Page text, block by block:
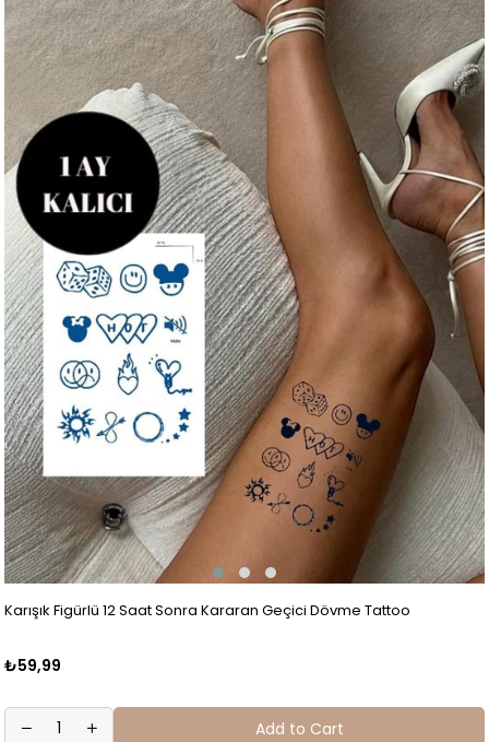
Karışık Figürlü 12 Saat Sonra Kararan Geçici Dövme Tattoo
₺59,99
Add to Cart